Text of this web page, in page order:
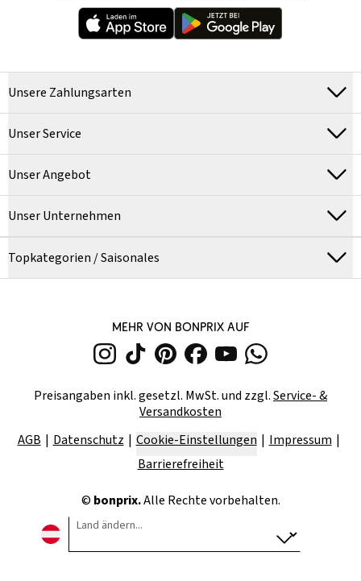
Unsere Zahlungsarten
Unser Service
Unser Angebot
Unser Unternehmen
Topkategorien / Saisonales
MEHR VON BONPRIX AUF
Preisangaben inkl. gesetzl. MwSt. und zzgl.Service- &
Versandkosten
AGB
Datenschutz Cookie-Einstellungen
Impressum
Barrierefreiheit
© bonprix.Alle Rechte vorbehalten.
Land ändern...